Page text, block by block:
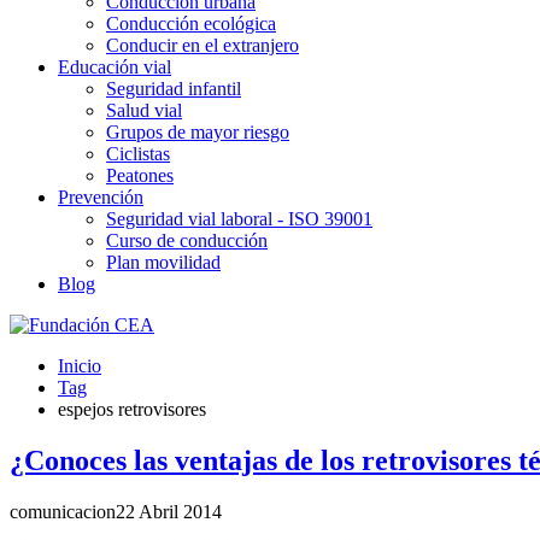
Conducción ecológica
Conducir en el extranjero
Educación vial
Seguridad infantil
Salud vial
Grupos de mayor riesgo
Ciclistas
Peatones
Prevención
Seguridad vial laboral - ISO 39001
Curso de conducción
Plan movilidad
Blog
Inicio
Tag
espejos retrovisores
¿Conoces las ventajas de los retrovisores
comunicacion22 Abril 2014